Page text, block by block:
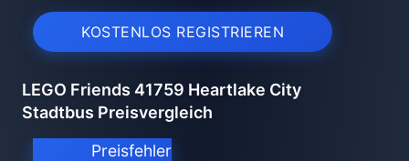
KOSTENLOS REGISTRIEREN
LEGO Friends 41759 Heartlake City
Stadtbus Preisvergleich
Preisfehler